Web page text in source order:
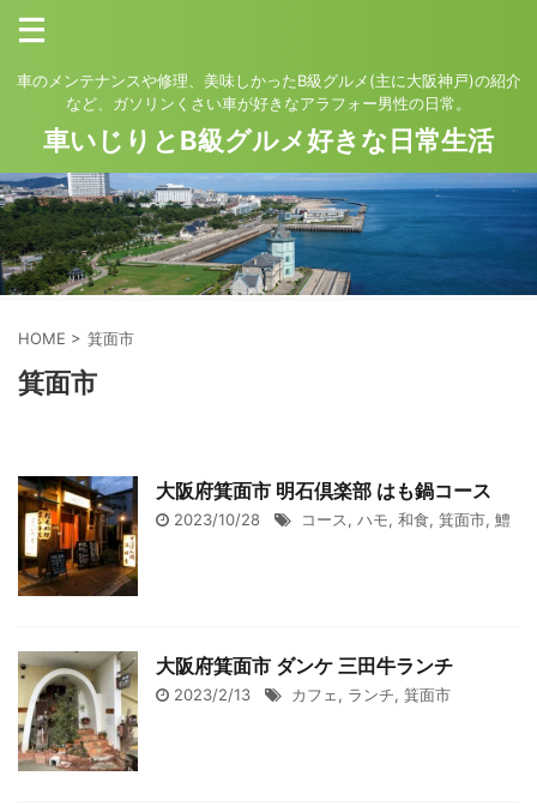
車のメンテナンスや修理、美味しかったB級グルメ(主に大阪神戸)の紹介
など、ガソリンくさい車が好きなアラフォー男性の日常。
車いじりとB級グルメ好きな日常生活
HOME > 箕面市
箕面市
大阪府箕面市 明石倶楽部 はも鍋コース
2023/10/28 コース, ハモ, 和食, 箕面市, 鱧
大阪府箕面市 ダンケ 三田牛ランチ
2023/2/13 カフェ, ランチ, 箕面市